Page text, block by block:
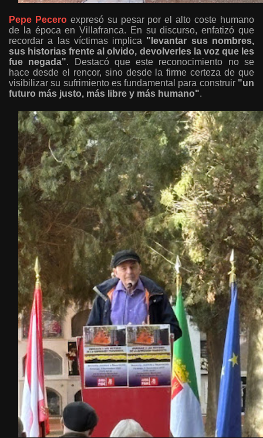
Pepe Peceroexpresó su pesar por el alto coste humano
de la época en Villafranca. En su discurso, enfatizó que
recordar a las víctimas implica "levantar sus nombres,
sus historias frente al olvido, devolverles la voz que les
fue negada". Destacó que este reconocimiento no se
hace desde el rencor, sino desde la firme certeza de que
visibilizar su sufrimiento es fundamental para construir "un
futuro más justo, más libre y más humano".